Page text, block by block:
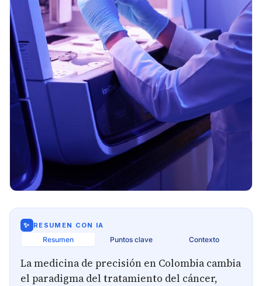
✨ RESUMEN CON IA
Resumen Puntos clave Contexto
La medicina de precisión en Colombia cambia
el paradigma del tratamiento del cáncer,